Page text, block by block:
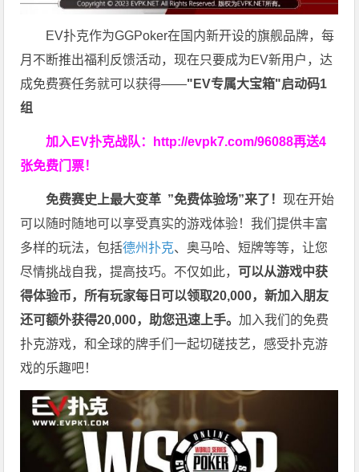
EV扑克作为GGPoker在国内新开设的旗舰品牌，每
月不断推出福利反馈活动，现在只要成为EV新用户，达
成免费赛任务就可以获得——"EV专属大宝箱"启动码1
组
加入EV扑克战队： http://evpk7.com/96088再送4
张免费门票！
免费赛史上最大变革 ”免费体验场”来了！现在开始
可以随时随地可以享受真实的游戏体验！我们提供丰富
多样的玩法，包括德州扑克、奥马哈、短牌等等，让您
尽情挑战自我，提高技巧。不仅如此， 可以从游戏中获
得体验币，所有玩家每日可以领取20,000，新加入朋友
还可额外获得20,000，助您迅速上手。加入我们的免费
扑克游戏，和全球的牌手们一起切磋技艺，感受扑克游
戏的乐趣吧！